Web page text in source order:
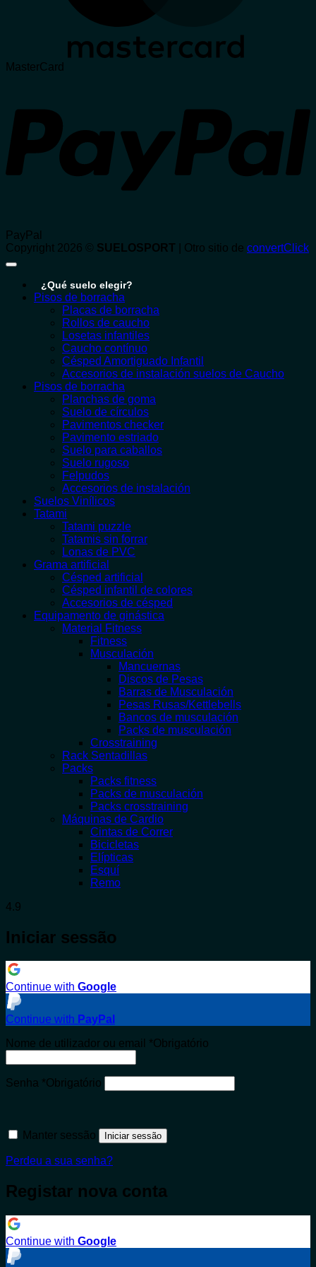
MasterCard
PayPal
Copyright 2026 © SUELOSPORT | Otro sitio de convertClick
¿Qué suelo elegir?
Pisos de borracha
Placas de borracha
Rollos de caucho
Losetas infantiles
Caucho contínuo
Césped Amortiguado Infantil
Accesorios de instalación suelos de Caucho
Pisos de borracha
Planchas de goma
Suelo de círculos
Pavimentos checker
Pavimento estriado
Suelo para caballos
Suelo rugoso
Felpudos
Accesorios de instalación
Suelos Vinílicos
Tatami
Tatami puzzle
Tatamis sin forrar
Lonas de PVC
Grama artificial
Césped artificial
Césped infantil de colores
Accesorios de césped
Equipamento de ginástica
Material Fitness
Fitness
Musculación
Mancuernas
Discos de Pesas
Barras de Musculación
Pesas Rusas/Kettlebells
Bancos de musculación
Packs de musculación
Crosstraining
Rack Sentadillas
Packs
Packs fitness
Packs de musculación
Packs crosstraining
Máquinas de Cardio
Cintas de Correr
Bicicletas
Elípticas
Esquí
Remo
4.9
Iniciar sessão
Continue with Google
Continue with PayPal
Nome de utilizador ou email *Obrigatório
Senha *Obrigatório
Manter sessão Iniciar sessão
Perdeu a sua senha?
Registar nova conta
Continue with Google